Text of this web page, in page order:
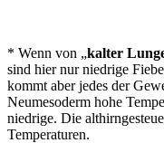
* Wenn von „kalter
sind hier nur niedrige
kommt aber jedes der
Neumesoderm hohe
niedrige. Die
Temperaturen.